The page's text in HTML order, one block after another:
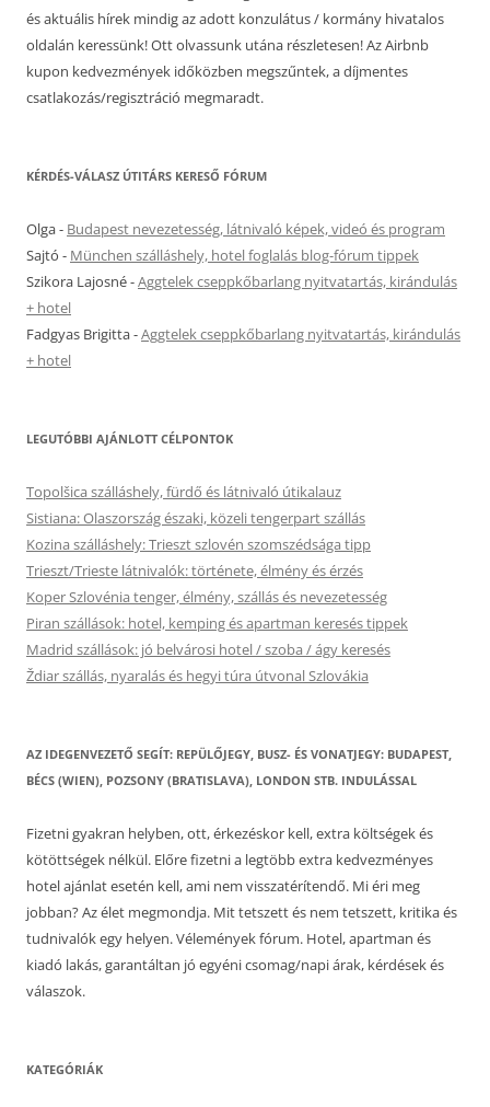
és aktuális hírek mindig az adott konzulátus / kormány hivatalos
oldalán keressünk! Ott olvassunk utána részletesen! Az Airbnb
kupon kedvezmények időközben megszűntek, a díjmentes
csatlakozás/regisztráció megmaradt.
KÉRDÉS-VÁLASZ ÚTITÁRS KERESŐ FÓRUM
Olga- Budapest nevezetesség, látnivaló képek, videó és program
Sajtó - München szálláshely, hotel foglalás blog-fórum tippek
Szikora Lajosné-Aggtelek cseppkőbarlang nyitvatartás, kirándulás
+ hotel
Fadgyas Brigitta-Aggtelek cseppkőbarlang nyitvatartás, kirándulás
+ hotel
LEGUTÓBBI AJÁNLOTT CÉLPONTOK
Topolšica szálláshely, fürdő és látnivaló útikalauz
Sistiana: Olaszország északi, közeli tengerpart szállás
Kozina szálláshely: Trieszt szlovén szomszédsága tipp
Trieszt/Trieste látnivalók: története, élmény és érzés
Koper Szlovénia tenger, élmény, szállás és nevezetesség
Piran szállások: hotel, kemping és apartman keresés tippek
Madrid szállások: jó belvárosi hotel / szoba / ágy keresés
Ždiar szállás, nyaralás és hegyi túra útvonal Szlovákia
AZ IDEGENVEZETŐ SEGÍT: REPÜLŐJEGY, BUSZ- ÉS VONATJEGY: BUDAPEST,
BÉCS (WIEN), POZSONY (BRATISLAVA), LONDON STB. INDULÁSSAL
Fizetni gyakran helyben, ott, érkezéskor kell, extra költségek és
kötöttségek nélkül. Előre fizetni a legtöbb extra kedvezményes
hotel ajánlat esetén kell, ami nem visszatérítendő. Mi éri meg
jobban? Az élet megmondja. Mit tetszett és nem tetszett, kritika és
tudnivalók egy helyen. Vélemények fórum. Hotel, apartman és
kiadó lakás, garantáltan jó egyéni csomag/napi árak, kérdések és
válaszok.
KATEGÓRIÁK